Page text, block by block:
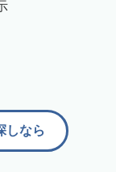
しなら